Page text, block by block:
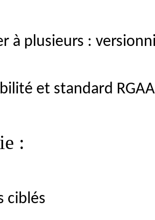
à plusieurs :
et standard
:
ciblés